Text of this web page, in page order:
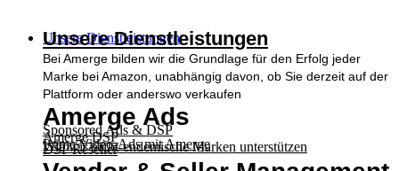
Unsere Dienstleistungen
Unsere Dienstleistungen
Bei Amerge bilden wir die Grundlage für den Erfolg jeder
Marke bei Amazon, unabhängig davon, ob Sie derzeit auf der
Plattform oder anderswo verkaufen
Amerge Ads
Sponsored Ads & DSP
Amerge DSP
Prime Video-Ads mit Amerge
Wie wir nicht-endemische Marken unterstützen
DSP Reseller